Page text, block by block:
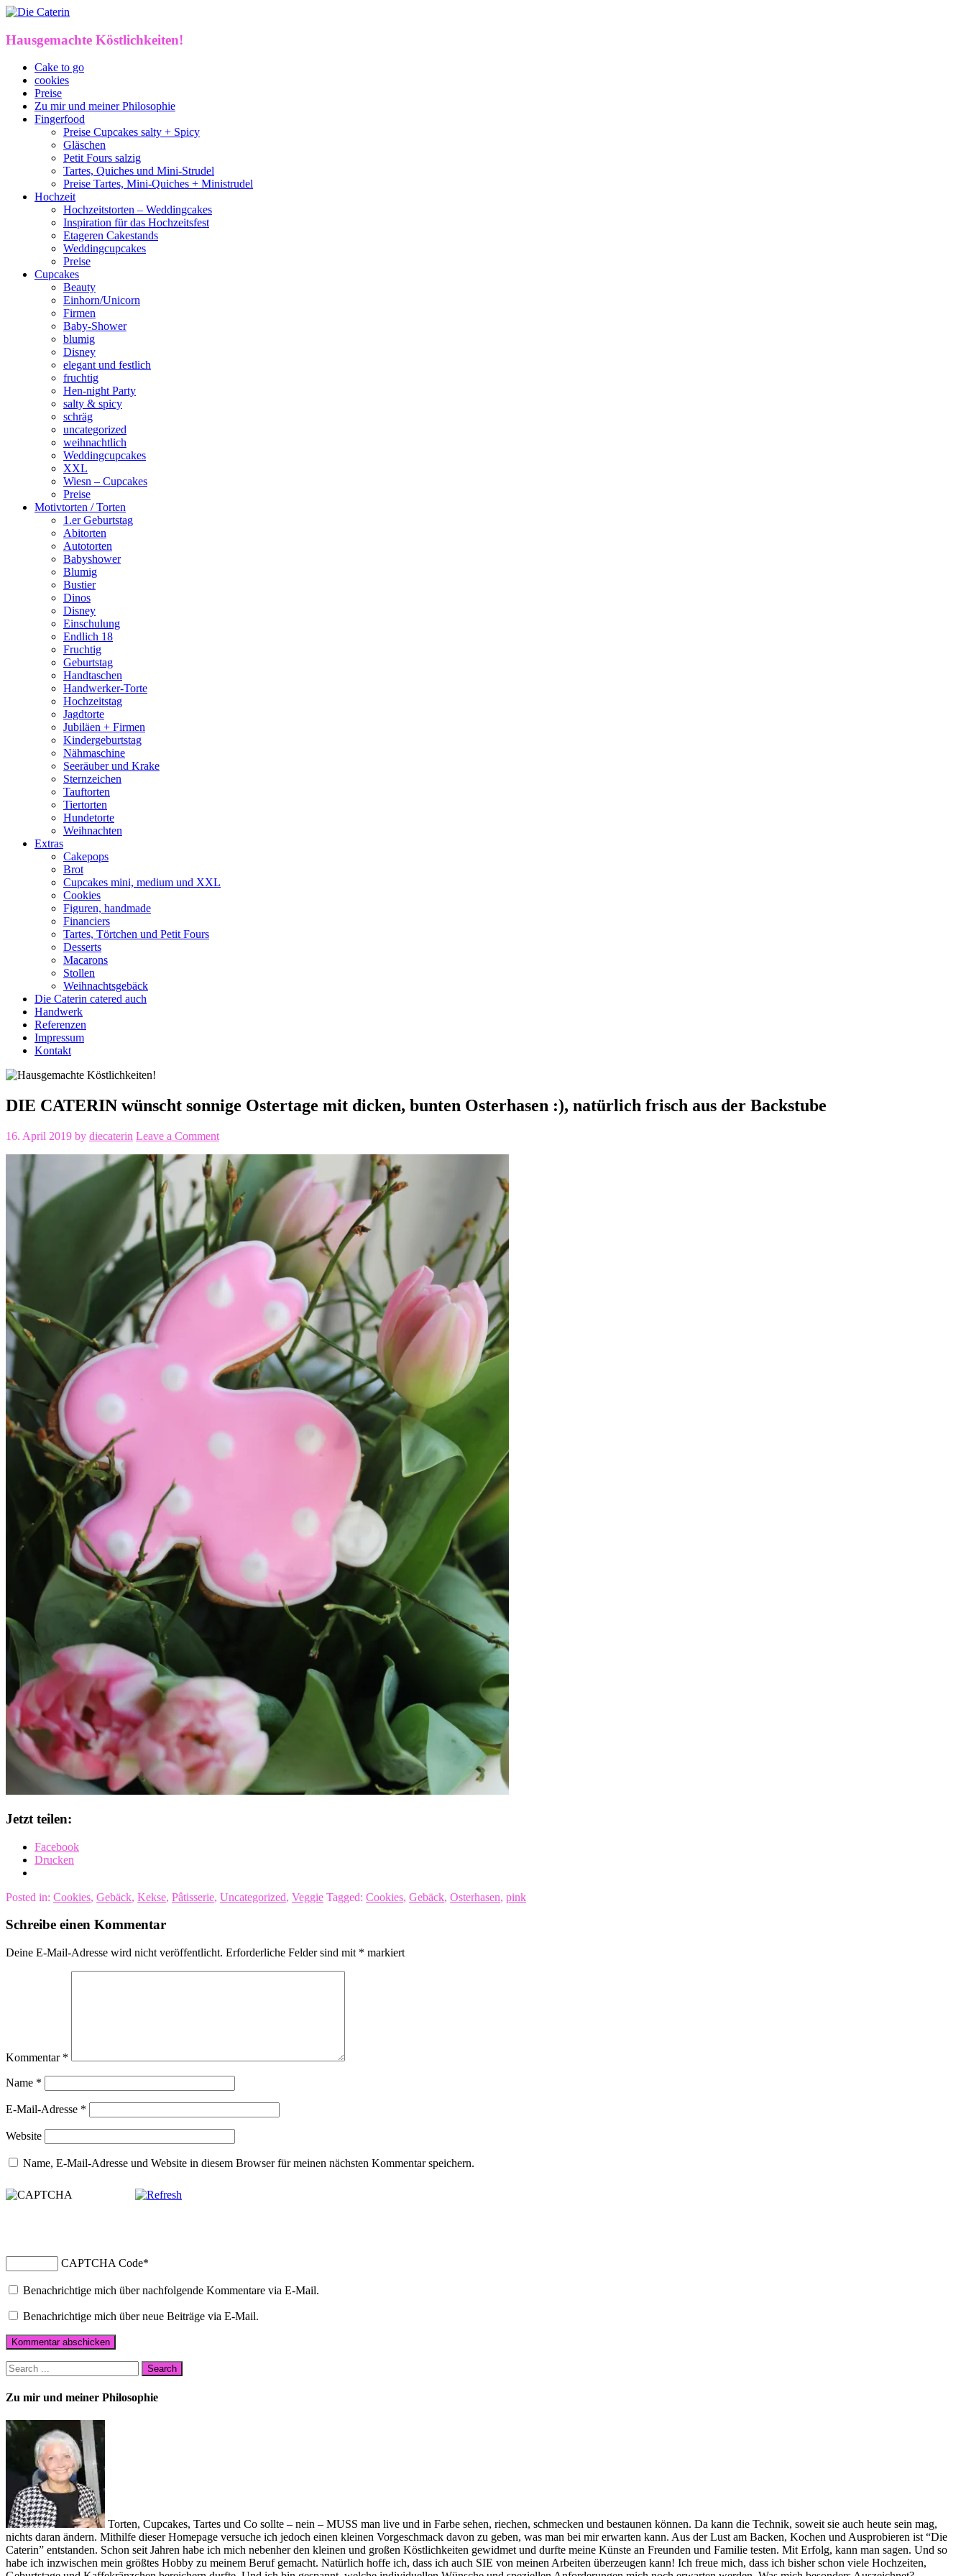
Hausgemachte Köstlichkeiten!
Cake to go
cookies
Preise
Zu mir und meiner Philosophie
Fingerfood
Preise Cupcakes salty + Spicy
Gläschen
Petit Fours salzig
Tartes, Quiches und Mini-Strudel
Preise Tartes, Mini-Quiches + Ministrudel
Hochzeit
Hochzeitstorten – Weddingcakes
Inspiration für das Hochzeitsfest
Etageren Cakestands
Weddingcupcakes
Preise
Cupcakes
Beauty
Einhorn/Unicorn
Firmen
Baby-Shower
blumig
Disney
elegant und festlich
fruchtig
Hen-night Party
salty & spicy
schräg
uncategorized
weihnachtlich
Weddingcupcakes
XXL
Wiesn – Cupcakes
Preise
Motivtorten / Torten
1.er Geburtstag
Abitorten
Autotorten
Babyshower
Blumig
Bustier
Dinos
Disney
Einschulung
Endlich 18
Fruchtig
Geburtstag
Handtaschen
Handwerker-Torte
Hochzeitstag
Jagdtorte
Jubiläen + Firmen
Kindergeburtstag
Nähmaschine
Seeräuber und Krake
Sternzeichen
Tauftorten
Tiertorten
Hundetorte
Weihnachten
Extras
Cakepops
Brot
Cupcakes mini, medium und XXL
Cookies
Figuren, handmade
Financiers
Tartes, Törtchen und Petit Fours
Desserts
Macarons
Stollen
Weihnachtsgebäck
Die Caterin catered auch
Handwerk
Referenzen
Impressum
Kontakt
DIE CATERIN wünscht sonnige Ostertage mit dicken, bunten Osterhasen :), natürlich frisch aus der Backstube
16. April 2019 by diecaterin Leave a Comment
Jetzt teilen:
Facebook
Drucken
Posted in: Cookies, Gebäck, Kekse, Pâtisserie, Uncategorized, Veggie Tagged: Cookies, Gebäck, Osterhasen, pink
Schreibe einen Kommentar
Deine E-Mail-Adresse wird nicht veröffentlicht. Erforderliche Felder sind mit * markiert
Kommentar *
Name *
E-Mail-Adresse *
Website
Name, E-Mail-Adresse und Website in diesem Browser für meinen nächsten Kommentar speichern.
CAPTCHA Code*
Benachrichtige mich über nachfolgende Kommentare via E-Mail.
Benachrichtige mich über neue Beiträge via E-Mail.
Zu mir und meiner Philosophie
Torten, Cupcakes, Tartes und Co sollte – nein – MUSS man live und in Farbe sehen, riechen, schmecken und bestaunen können. Da kann die Technik, soweit sie auch heute sein mag,
nichts daran ändern. Mithilfe dieser Homepage versuche ich jedoch einen kleinen Vorgeschmack davon zu geben, was man bei mir erwarten kann. Aus der Lust am Backen, Kochen und Ausprobieren ist “Die
Caterin” entstanden. Schon seit Jahren habe ich mich nebenher den kleinen und großen Köstlichkeiten gewidmet und durfte meine Künste an Freunden und Familie testen. Mit Erfolg, kann man sagen. Und so
habe ich inzwischen mein größtes Hobby zu meinem Beruf gemacht. Natürlich hoffe ich, dass ich auch SIE von meinen Arbeiten überzeugen kann! Ich freue mich, dass ich bisher schon viele Hochzeiten,